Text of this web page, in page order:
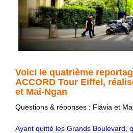
Voici le quatrième
ACCORD Tour Eiffel,
et Mai-Ngan
Questions & réponses : Flávia et
Ayant quitté les Grands Boulevard,